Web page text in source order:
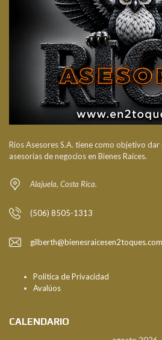
Ríos Asesores S.A. tiene como objetivo
asesorías de negocios en Bienes Raíces.
Alajuela, Costa Rica.
(506) 8505-1313
gilberth@bienesraicesen2toques.com
Politica de Privacidad
Avalúos
CALENDARIO